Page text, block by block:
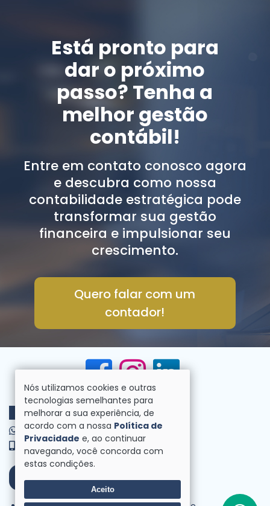
Custo-benefício do BPO
financeiro: quando a terceirização
começa a se pagar?
Cadastre-se para receber nossos
informativos!
Está pronto para
dar o próximo
passo? Tenha a
melhor gestão
Nós utilizamos cookies e outras
tecnologias semelhantes para
melhorar a sua experiência, de
acordo com a nossa Política de
Privacidade e, ao continuar
navegando, você concorda com
estas condições.
Aceito